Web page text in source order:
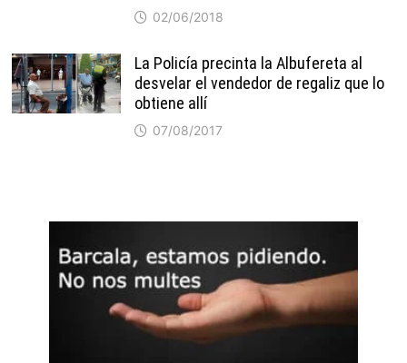
02/06/2018
La Policía precinta la Albufereta al
desvelar el vendedor de regaliz que lo
obtiene allí
07/08/2017